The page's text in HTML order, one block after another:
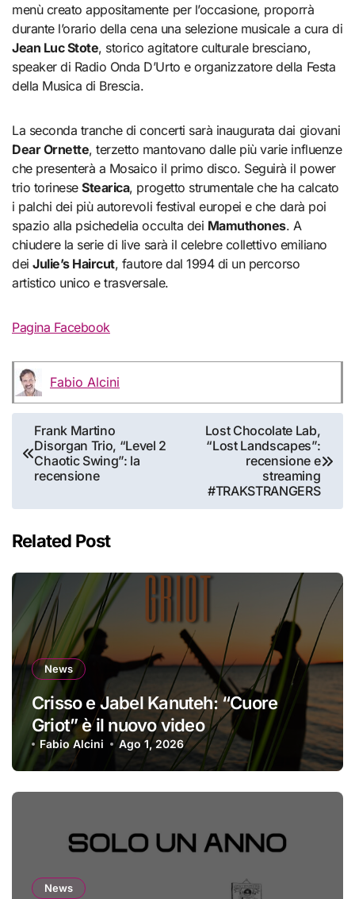
menù creato appositamente per l’occasione, proporrà
durante l’orario della cena una selezione musicale a cura di
Jean Luc Stote, storico agitatore culturale bresciano,
speaker di Radio Onda D’Urto e organizzatore della Festa
della Musica di Brescia.
La seconda tranche di concerti sarà inaugurata dai giovani
Dear Ornette, terzetto mantovano dalle più varie influenze
che presenterà a Mosaico il primo disco. Seguirà il power
trio torineseStearica, progetto strumentale che ha calcato
i palchi dei più autorevoli festival europei e che darà poi
spazio alla psichedelia occulta dei Mamuthones. A
chiudere la serie di live sarà il celebre collettivo emiliano
deiJulie’s Haircut, fautore dal 1994 di un percorso
artistico unico e trasversale.
Pagina Facebook
Fabio Alcini
Navigazione
articoli
Frank Martino
Disorgan Trio, “Level 2
Chaotic Swing”: la
recensione
Lost Chocolate Lab,
“Lost Landscapes”:
recensione e
streaming
#TRAKSTRANGERS
Related Post
News
Crisso e Jabel Kanuteh: “Cuore
Griot” è il nuovo video
Fabio Alcini Ago 1, 2026
News